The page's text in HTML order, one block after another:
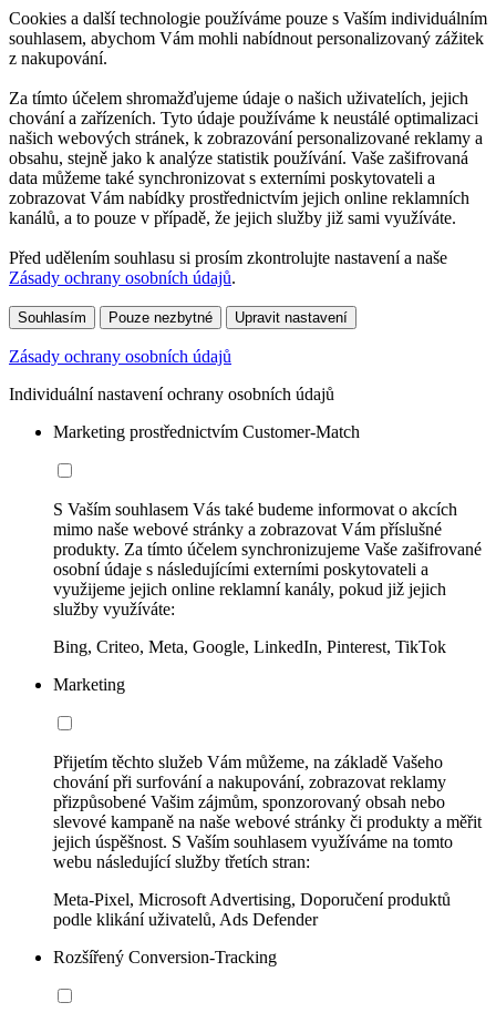
Cookies a další technologie používáme pouze s Vaším individuálním
souhlasem, abychom Vám mohli nabídnout personalizovaný zážitek
z nakupování.
Za tímto účelem shromažďujeme údaje o našich uživatelích, jejich
chování a zařízeních. Tyto údaje používáme k neustálé optimalizaci
našich webových stránek, k zobrazování personalizované reklamy a
obsahu, stejně jako k analýze statistik používání. Vaše zašifrovaná
data můžeme také synchronizovat s externími poskytovateli a
zobrazovat Vám nabídky prostřednictvím jejich online reklamních
kanálů, a to pouze v případě, že jejich služby již sami využíváte.
Před udělením souhlasu si prosím zkontrolujte nastavení a naše
Zásady ochrany osobních údajů.
Souhlasím Pouze nezbytné Upravit nastavení
Zásady ochrany osobních údajů
Individuální nastavení ochrany osobních údajů
Marketing prostřednictvím Customer-Match
S Vaším souhlasem Vás také budeme informovat o akcích
mimo naše webové stránky a zobrazovat Vám příslušné
produkty. Za tímto účelem synchronizujeme Vaše zašifrované
osobní údaje s následujícími externími poskytovateli a
využijeme jejich online reklamní kanály, pokud již jejich
služby využíváte:
Bing, Criteo, Meta, Google, LinkedIn, Pinterest, TikTok
Marketing
Přijetím těchto služeb Vám můžeme, na základě Vašeho
chování při surfování a nakupování, zobrazovat reklamy
přizpůsobené Vašim zájmům, sponzorovaný obsah nebo
slevové kampaně na naše webové stránky či produkty a měřit
jejich úspěšnost. S Vaším souhlasem využíváme na tomto
webu následující služby třetích stran:
Meta-Pixel, Microsoft Advertising, Doporučení produktů
podle klikání uživatelů, Ads Defender
Rozšířený Conversion-Tracking